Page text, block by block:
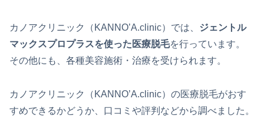
カノアクリニック（KANNO’A.clinic）では、 ジェントル
マックスプロプラスを使った医療脱毛を行っています。
その他にも、各種美容施術・治療を受けられます。
カノアクリニック（KANNO’A.clinic）の医療脱毛がおす
すめできるかどうか、口コミや評判などから調べました。